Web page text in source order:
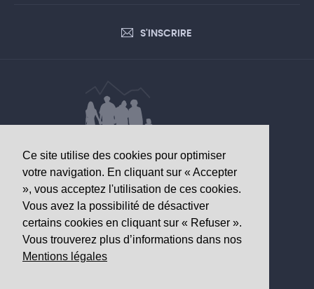
Ce site utilise des cookies pour optimiser
votre navigation. En cliquant sur « Accepter
», vous acceptez l'utilisation de ces cookies.
Vous avez la possibilité de désactiver
certains cookies en cliquant sur « Refuser ».
Vous trouverez plus d’informations dans nos
Mentions légales
S'INSCRIRE
DONNÉES D’INTÉRÊT SANITAIRE
Observatoire valaisan de la santé
Av. Grand-Champsec 64
1950 Sion
Tél+41 27 603 49 61